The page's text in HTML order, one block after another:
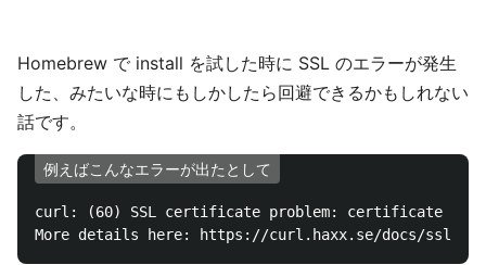
Homebrew で install を試した時に SSL のエラーが発生
した、みたいな時にもしかしたら回避できるかもしれない
話です。
例えばこんなエラーが出たとして
curl: (60) SSL certificate problem: certificate has